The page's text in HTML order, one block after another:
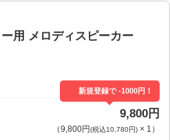
用 メロディスピーカー
新規登録で -1000円！
9,800円
（9,800円(税込10,780円)× 1 ）